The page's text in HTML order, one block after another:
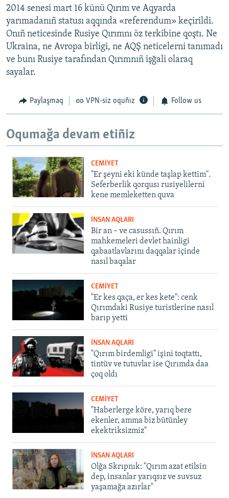
2014 senesi mart 16 künü Qırım ve Aqyarda
yarımadanıñ statusı aqqında «referendum» keçirildi.
Onıñ neticesinde Rusiye Qırımnı öz terkibine qoştı. Ne
Ukraina, ne Avropa birligi, ne AQŞ neticelerni tanımadı
ve bunı Rusiye tarafından Qırımnıñ işğali olaraq
sayalar.
Paylaşmaq VPN-siz oquñız Follow us
Oqumağa devam etiñiz
CEMİYET
"Er şeyni eki künde taşlap kettim".
Seferberlik qorqusı rusiyelilerni
kene memleketten quva
İNSAN AQLARI
Bir an – ve casussıñ. Qırım
mahkemeleri devlet hainligi
qabaatlavlarını daqqalar içinde
nasıl baqalar
CEMİYET
"Er kes qaça, er kes kete": cenk
Qırımdaki Rusiye turistlerine nasıl
barıp yetti
İNSAN AQLARI
"Qırım birdemligi" işini toqtattı,
tintüv ve tutuvlar ise Qırımda daa
çoq oldı
CEMİYET
"Haberlerge köre, yarıq bere
ekenler, amma biz bütünley
ekektriksizmiz"
İNSAN AQLARI
Olğa Skrıpnık: "Qırım azat etilsin
dep, insanlar yarıqsız ve suvsuz
yaşamağa azırlar"